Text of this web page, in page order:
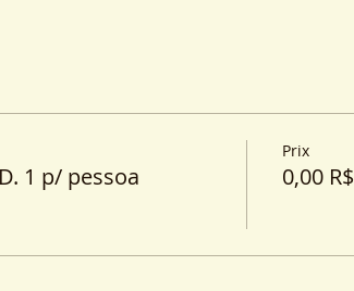
1 p/ pessoa
Prix
0,00 R$